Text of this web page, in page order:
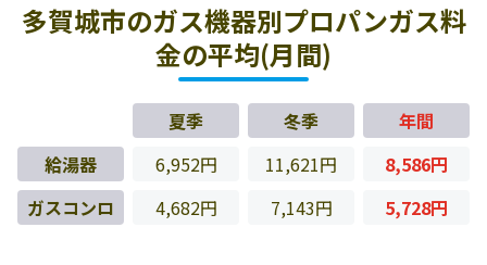
多賀城市のガス機器別プロパンガス料
金の平均(月間)
夏季 冬季
年間
給湯器
6,952円 11,621円
8,586円
ガスコンロ
4,682円 7,143円 5,728円